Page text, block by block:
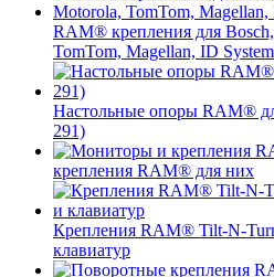
RAM® крепления для
TomTom, Magellan, ID
Настольные опоры RAM®
291)
крепления RAM® для них
Крепления RAM® Tilt-N-
клавиатур